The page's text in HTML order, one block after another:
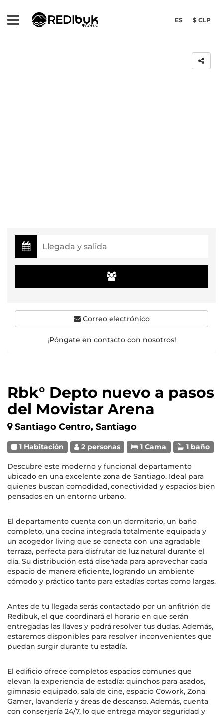
ES $ CLP
Rbk° Depto nuevo a pasos
del Movistar Arena
Santiago Centro, Santiago
1 Habitación 2 personas 1 Cama 1 baño
Descubre este moderno y funcional departamento
ubicado en una excelente zona de Santiago. Ideal para
quienes buscan comodidad, conectividad y espacios bien
pensados en un entorno urbano.
El departamento cuenta con un dormitorio, un baño
completo, una cocina integrada totalmente equipada y
un acogedor living que se conecta con una agradable
terraza, perfecta para disfrutar de luz natural durante el
día. Su distribución está diseñada para aprovechar cada
espacio de manera eficiente, logrando un ambiente
cómodo y práctico tanto para estadías cortas como largas.
Antes de tu llegada serás contactado por un anfitrión de
Redibuk, el que coordinará el horario en que serán
entregadas las llaves y podrá resolver tus dudas. Además,
estaremos disponibles para resolver inconvenientes que
puedan surgir durante tu estadía.
El edificio ofrece completos espacios comunes que
elevan la experiencia de estadía: quinchos para asados,
gimnasio equipado, sala de cine, espacio Cowork, Zona
Gamer, lavandería y áreas de descanso. Además, cuenta
con conserjería 24/7, lo que entrega mayor seguridad y
Correo electrónico
¡Póngate en contacto con nosotros!